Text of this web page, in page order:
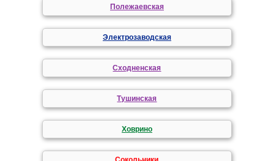
Полежаевская
Электрозаводская
Сходненская
Тушинская
Ховрино